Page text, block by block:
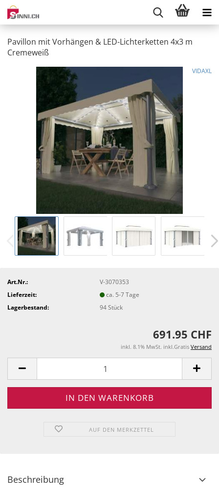
Pavillon mit Vorhängen & LED-Lichterketten 4x3 m
Cremeweiß
VIDAXL
Art.Nr.:
V-3070353
Lieferzeit:
ca. 5-7 Tage
Lagerbestand:
94Stück
691.95 CHF
inkl. 8.1% MwSt. inkl.Gratis Versand
AUF DEN MERKZETTEL
Beschreibung